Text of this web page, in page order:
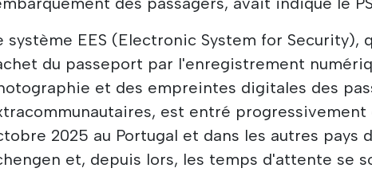
système EES (Electronic System for Security),
du passeport par l'enregistrement
et des empreintes digitales des
est entré progressivement
2025 au Portugal et dans les autres pays
et, depuis lors, les temps d'attente se